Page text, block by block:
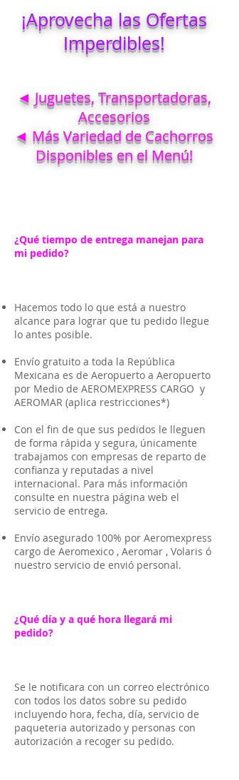
¡Aprovecha las Ofertas
Imperdibles!
◄ Juguetes, Transportadoras,
Accesorios
◄ Más Variedad de Cachorros
Disponibles en el Menú!
¿Qué tiempo de entrega manejan para
mi pedido?
Hacemos todo lo que está a nuestro
alcance para lograr que tu pedido llegue
lo antes posible.
Envío gratuito a toda la República
Mexicana es de Aeropuerto a Aeropuerto
por Medio de AEROMEXPRESS CARGO y
AEROMAR (aplica restricciones*)
Con el fin de que sus pedidos le lleguen
de forma rápida y segura, únicamente
trabajamos con empresas de reparto de
confianza y reputadas a nivel
internacional. Para más información
consulte en nuestra página web el
servicio de entrega.
Envío asegurado 100% por Aeromexpress
cargo de Aeromexico , Aeromar , Volaris ó
nuestro servicio de envió personal.
¿Qué día y a qué hora llegará mi
pedido?
Se le notificara con un correo electrónico
con todos los datos sobre su pedido
incluyendo hora, fecha, día, servicio de
paqueteria autorizado y personas con
autorización a recoger su pedido.